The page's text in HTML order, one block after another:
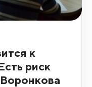
к
риск